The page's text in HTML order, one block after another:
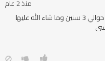
منذ 2 عام
حقيقي من أفضل الغسالات انا جبتها من حوالي 3 سنين وما شاء الله عليها